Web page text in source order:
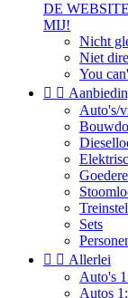
DE
MIJ!
Nicht
Niet
You
 
Auto's/
Sets
  Allerlei
Auto's
Autos